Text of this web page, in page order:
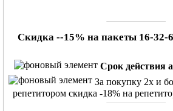
Скидка --15% на пакеты 16-32-
Срок действия
За покупку 2х и
репетитором скидка -18% на